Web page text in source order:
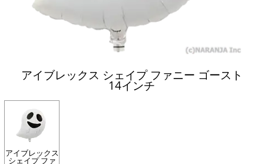
アイブレックス シェイプ ファニー ゴースト
14インチ
アイブレックス
シェイプ ファ